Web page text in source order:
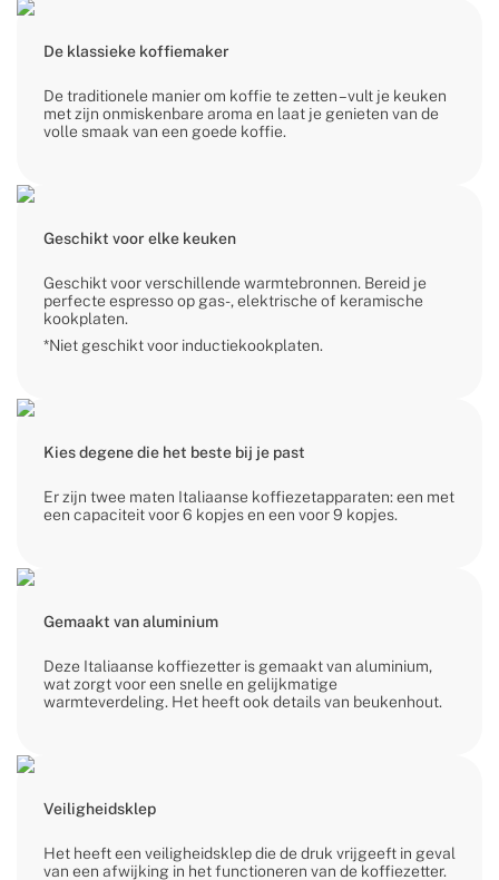
De klassieke koffiemaker
De traditionele manier om koffie te zetten – vult je keuken
met zijn onmiskenbare aroma en laat je genieten van de
volle smaak van een goede koffie.
Geschikt voor elke keuken
Geschikt voor verschillende warmtebronnen. Bereid je
perfecte espresso op gas-, elektrische of keramische
kookplaten.
*Niet geschikt voor inductiekookplaten.
Kies degene die het beste bij je past
Er zijn twee maten Italiaanse koffiezetapparaten: een met
een capaciteit voor 6 kopjes en een voor 9 kopjes.
Gemaakt van aluminium
Deze Italiaanse koffiezetter is gemaakt van aluminium,
wat zorgt voor een snelle en gelijkmatige
warmteverdeling. Het heeft ook details van beukenhout.
Veiligheidsklep
Het heeft een veiligheidsklep die de druk vrijgeeft in geval
van een afwijking in het functioneren van de koffiezetter.